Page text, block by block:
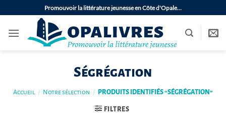
au
contenu
Promouvoir la littérature jeunesse en Côte d'Opale…
Ségrégation
Accueil / Notre sélection / PRODUITS IDENTIFIÉS “SÉGRÉGATION”
FILTRES